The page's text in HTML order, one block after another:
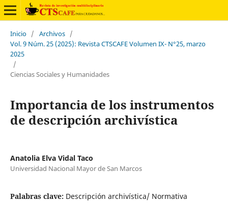
Inicio / Archivos /
Vol. 9 Núm. 25 (2025): Revista CTSCAFE Volumen IX- N°25, marzo
2025
/
Ciencias Sociales y Humanidades
Importancia de los instrumentos
de descripción archivística
Anatolia Elva Vidal Taco
Universidad Nacional Mayor de San Marcos
Palabras clave: Descripción archivística/ Normativa